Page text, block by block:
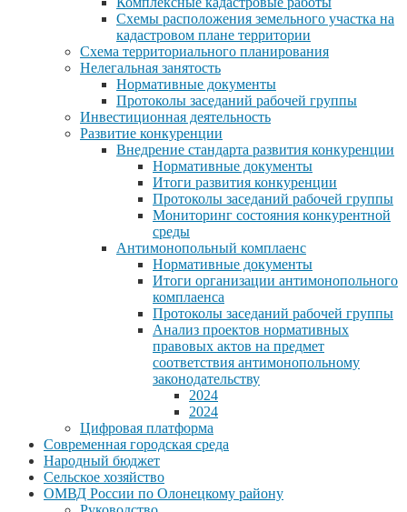
Схемы расположения земельного участка на
кадастровом плане территории
Схема территориального планирования
Нелегальная занятость
Нормативные документы
Протоколы заседаний рабочей группы
Инвестиционная деятельность
Развитие конкуренции
Внедрение стандарта развития конкуренции
Нормативные документы
Итоги развития конкуренции
Протоколы заседаний рабочей группы
Мониторинг состояния конкурентной
среды
Антимонопольный комплаенс
Нормативные документы
Итоги организации антимонопольного
комплаенса
Протоколы заседаний рабочей группы
Анализ проектов нормативных
правовых актов на предмет
соответствия антимонопольному
законодательству
2024
2024
Цифровая платформа
Современная городская среда
Народный бюджет
Сельское хозяйство
ОМВД России по Олонецкому району